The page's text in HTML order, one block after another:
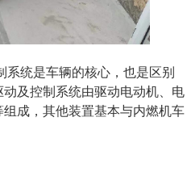
统是车辆的核心，也是区别
及控制系统由驱动电动机、电
成，其他装置基本与内燃机车